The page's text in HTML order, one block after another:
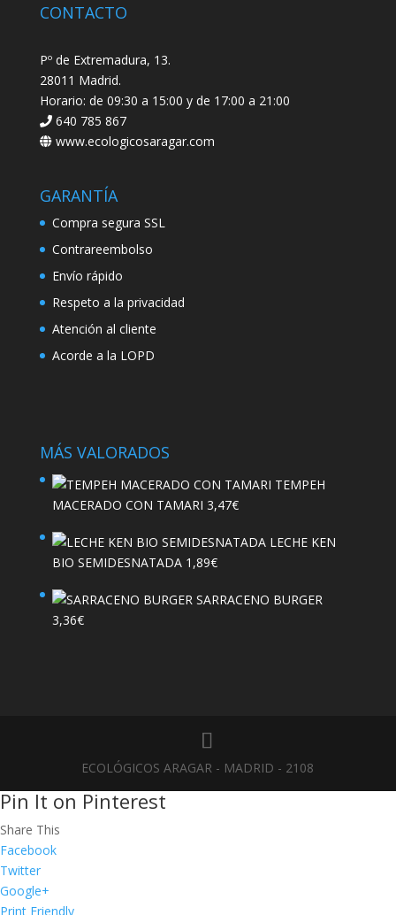
CONTACTO
Pº de Extremadura, 13.
28011 Madrid.
Horario: de 09:30 a 15:00 y de 17:00 a 21:00
640 785 867
www.ecologicosaragar.com
GARANTÍA
Compra segura SSL
Contrareembolso
Envío rápido
Respeto a la privacidad
Atención al cliente
Acorde a la LOPD
MÁS VALORADOS
TEMPEH
MACERADO CON TAMARI 3,47€
LECHE KEN
BIO SEMIDESNATADA 1,89€
SARRACENO BURGER
3,36€
ECOLÓGICOS ARAGAR - MADRID - 2108
Pin It on Pinterest
Share This
Facebook
Twitter
Google+
Print Friendly